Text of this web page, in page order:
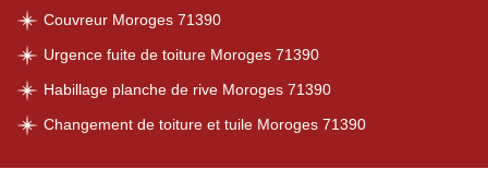
Couvreur Moroges 71390
Urgence fuite de toiture Moroges 71390
Habillage planche de rive Moroges 71390
Changement de toiture et tuile Moroges 71390